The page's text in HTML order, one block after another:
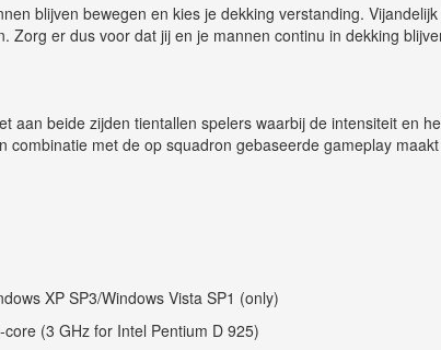
blijven bewegen en kies je dekking verstanding.
Zorg er dus voor dat jij en je mannen continu in dekking
aan beide zijden tientallen spelers waarbij de intensiteit en
combinatie met de op squadron gebaseerde gameplay
XP SP3/Windows Vista SP1 (only)
(3 GHz for Intel Pentium D 925)